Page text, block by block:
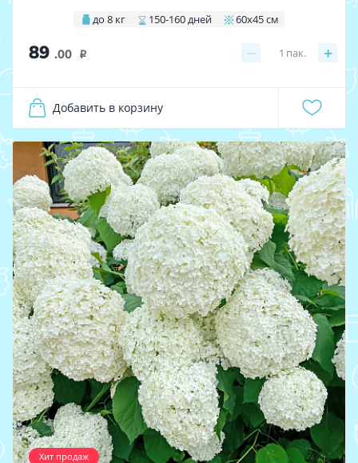
до 8 кг 150-160 дней 60х45 см
89 .00 i − +
1 пак.
Добавить в корзину
Хит продаж